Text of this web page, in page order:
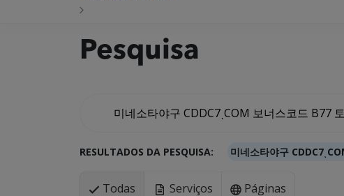
Pesquisa
RESULTADOS DA PESQUISA: 미네소타야구
Todas Serviços Páginas